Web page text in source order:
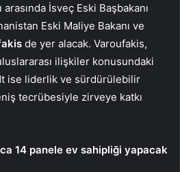
İsveç Eski Başbakanı
Eski Maliye Bakanı ve
de yer alacak. Varoufakis,
ilişkiler konusundaki
ise liderlik ve sürdürülebilir
tecrübesiyle zirveye katkı
14 panele ev sahipliği yapacak